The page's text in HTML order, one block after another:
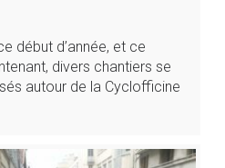
début d’année, et ce
divers chantiers se
autour de la Cyclofficine